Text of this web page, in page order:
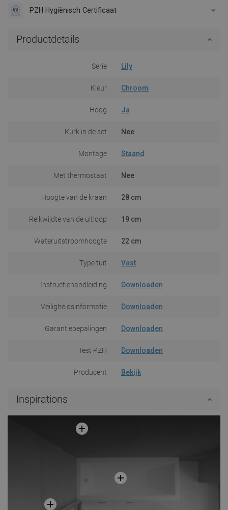
PZH Hygiënisch Certificaat
Productdetails
Serie Lily
Kleur Chroom
Hoog Ja
Kurk in de set Nee
Montage Staand
Met thermostaat Nee
Hoogte van de kraan 28 cm
Reikwijdte van de uitloop 19 cm
Wateruitstroomhoogte 22 cm
Type tuit Vast
Instructiehandleiding Downloaden
Veiligheidsinformatie Downloaden
Garantiebepalingen Downloaden
Test PZH Downloaden
Producent Bekijk
Inspirations